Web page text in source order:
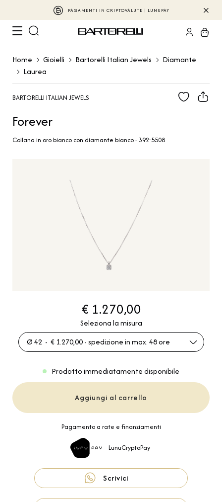
PAGAMENTI IN CRIPTOVALUTE | LUNUPAY
Home Gioielli Bartorelli Italian Jewels
Diamante
Laurea
BARTORELLI ITALIAN JEWELS
Forever
Collana in oro bianco con diamante bianco - 392-5508
€ 1.270,00
Seleziona la misura
Ø 42 - € 1.270,00 - spedizione in max. 48 ore
Prodotto immediatamente disponibile
Aggiungi al carrello
Pagamento a rate e finanziamenti
LunuCryptoPay
Scrivici